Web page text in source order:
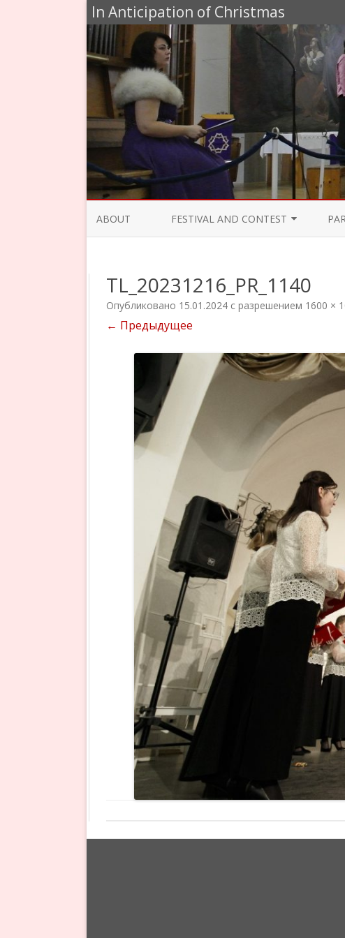
In Anticipation of Christmas
ABOUT FESTIVAL AND CONTEST
PROGRAMME 2019
TL_20231216_PR_1140
Опубликовано 15.01.2024 с разрешением 1600 ×
← Предыдущее